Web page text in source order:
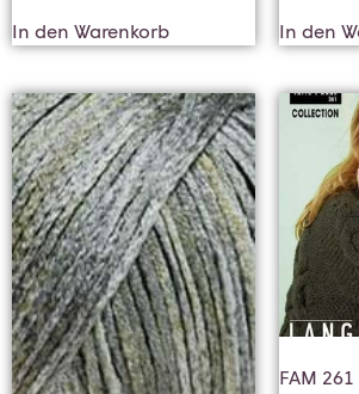
In den Warenkorb In den
FAM 261